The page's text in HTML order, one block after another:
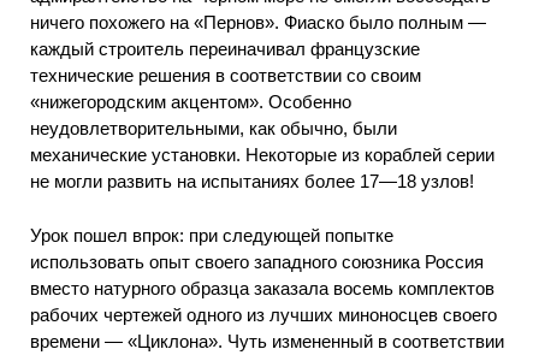
ничего похожего на «Пернов». Фиаско было полным —
каждый строитель переиначивал французские
технические решения в соответствии со своим
«нижегородским акцентом». Особенно
неудовлетворительными, как обычно, были
механические установки. Некоторые из кораблей серии
не могли развить на испытаниях более 17—18 узлов!
Урок пошел впрок: при следующей попытке
использовать опыт своего западного союзника Россия
вместо натурного образца заказала восемь комплектов
рабочих чертежей одного из лучших миноносцев своего
времени — «Циклона». Чуть измененный в соответствии